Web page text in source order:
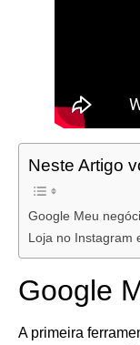
Neste Artigo
Google Meu
Loja no Instagram
Google
A primeira